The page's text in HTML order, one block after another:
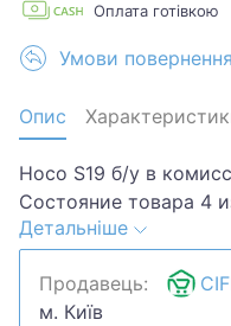
Оплата готівкою
Умови повернення
Опис
Hoco S19 б/у в
Состояние товара 4
Примечание:
сеточки.Хотите
Предложите свою
сможем
Детальніше
Продавець:
м. Київ